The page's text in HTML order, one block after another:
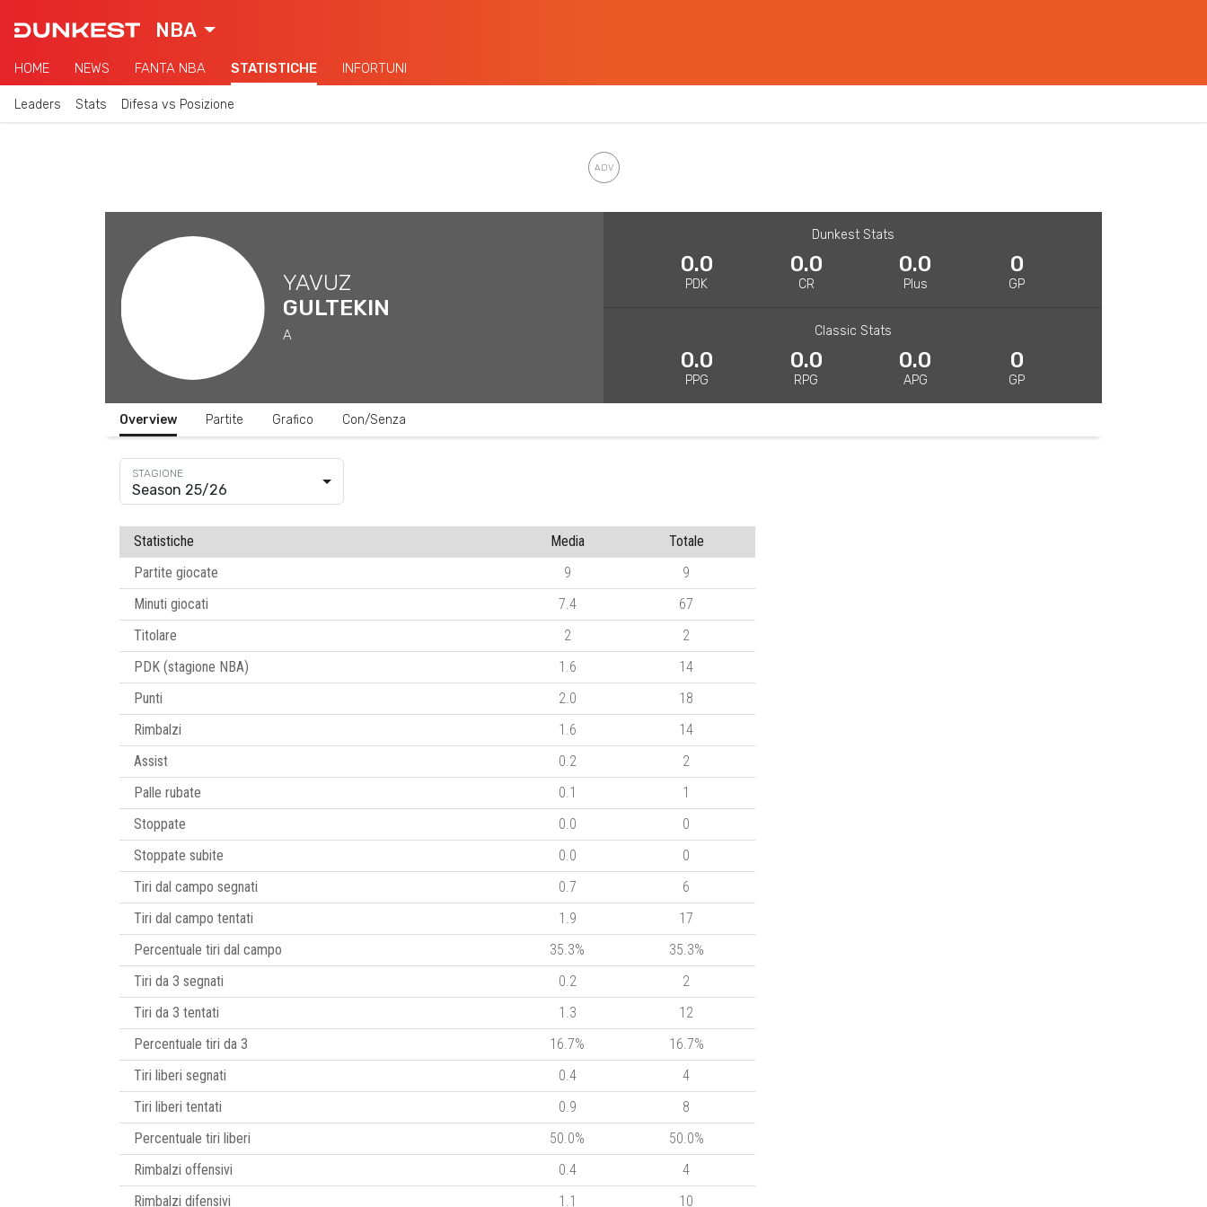
NBA
HOME NEWS FANTA NBA STATISTICHE INFORTUNI
Leaders Stats Difesa vs Posizione
YAVUZ
GULTEKIN
A
Dunkest Stats
0.0
PDK
0.0
CR
0.0
Plus
0
GP
Classic Stats
0.0
PPG
0.0
RPG
0.0
APG
0
GP
Overview Partite Grafico Con/Senza
Season 25/26
Statistiche Media
Totale
Partite giocate
9
9
Minuti giocati
7.4
67
Titolare
2
2
PDK (stagione NBA)
1.6
14
Punti
2.0
18
Rimbalzi
1.6
14
Assist
0.2
2
Palle rubate
0.1
1
Stoppate
0.0
0
Stoppate subite
0.0
0
Tiri dal campo segnati
0.7
6
Tiri dal campo tentati
1.9
17
Percentuale tiri dal campo
35.3%
35.3%
Tiri da 3 segnati
0.2
2
Tiri da 3 tentati
1.3
12
Percentuale tiri da 3
16.7%
16.7%
Tiri liberi segnati
0.4
4
Tiri liberi tentati
0.9
8
Percentuale tiri liberi
50.0%
50.0%
Rimbalzi offensivi
0.4
4
Rimbalzi difensivi
1.1 10